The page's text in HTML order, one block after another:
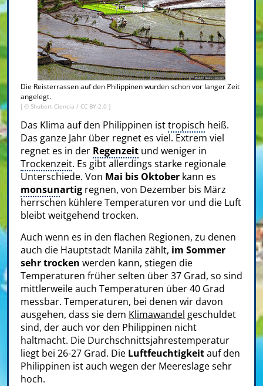
Die Reisterrassen auf den Philippinen wurden schon vor langer Zeit
angelegt.
[ © Shubert Ciencia / CC BY-2.0 ]
Das Klima auf den Philippinen isttropisch heiß.
Das ganze Jahr über regnet es viel. Extrem viel
regnet es in der Regenzeit und weniger in
Trockenzeit. Es gibt allerdings starke regionale
Unterschiede. Von Mai bis Oktober kann es
monsunartig regnen, von Dezember bis März
herrschen kühlere Temperaturen vor und die Luft
bleibt weitgehend trocken.
Auch wenn es in den flachen Regionen, zu denen
auch die Hauptstadt Manila zählt, im Sommer
sehr trocken werden kann, stiegen die
Temperaturen früher selten über 37 Grad, so sind
mittlerweile auch Temperaturen über 40 Grad
messbar. Temperaturen, bei denen wir davon
ausgehen, dass sie dem Klimawandel geschuldet
sind, der auch vor den Philippinen nicht
haltmacht. Die Durchschnittsjahrestemperatur
liegt bei 26-27 Grad. Die Luftfeuchtigkeitauf den
Philippinen ist auch wegen der Meereslage sehr
hoch.